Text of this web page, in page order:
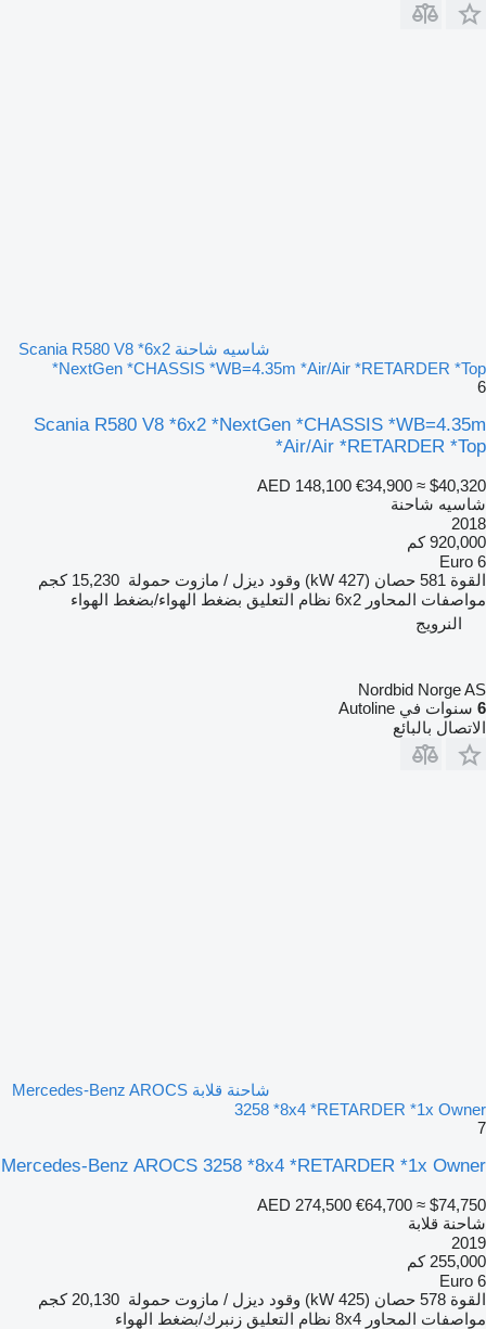
شاسيه شاحنة Scania R580 V8 *6x2
*NextGen *CHASSIS *WB=4.35m *Air/Air *RETARDER *Top
6
Scania R580 V8 *6x2 *NextGen *CHASSIS *WB=4.35m
*Air/Air *RETARDER *Top
AED 148,100 €34,900 ≈ $40,320
شاسيه شاحنة
2018
920,000 كم
Euro 6
القوة 581 حصان (427 kW) وقود ديزل / مازوت حمولة 15,230 كجم
مواصفات المحاور 6x2 نظام التعليق بضغط الهواء/بضغط الهواء
النرويج
Nordbid Norge AS
6 سنوات في Autoline
الاتصال بالبائع
شاحنة قلابة Mercedes-Benz AROCS
3258 *8x4 *RETARDER *1x Owner
7
Mercedes-Benz AROCS 3258 *8x4 *RETARDER *1x Owner
AED 274,500 €64,700 ≈ $74,750
شاحنة قلابة
2019
255,000 كم
Euro 6
القوة 578 حصان (425 kW) وقود ديزل / مازوت حمولة 20,130 كجم
مواصفات المحاور 8x4 نظام التعليق زنبرك/بضغط الهواء